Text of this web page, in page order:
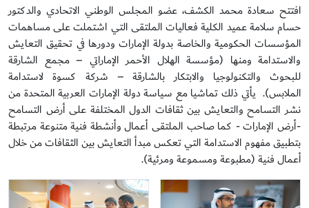
افتتح سعادة محمد الكشف، عضو المجلس الوطني الاتحادي والدكتور
حسام سلامة عميد الكلية فعاليات الملتقى التي اشتملت على مساهمات
المؤسسات الحكومية والخاصة بدولة الإمارات ودورها في تحقيق التعايش
والاستدامة ومنها (مؤسسة الهلال الأحمر الإماراتي – مجمع الشارقة
للبحوث والتكنولوجيا والابتكار بالشارقة – شركة كسوة لاستدامة
الملابس). يأتي ذلك تماشيا مع سياسة دولة الإمارات العربية المتحدة من
نشر التسامح والتعايش بين ثقافات الدول المختلفة على أرض التسامح
-أرض الإمارات - كما صاحب الملتقى أعمال وأنشطة فنية متنوعة مرتبطة
بتطبيق مفهوم الاستدامة التي تعكس مبدأ التعايش بين الثقافات من خلال
أعمال فنية (مطبوعة ومسموعة ومرئية).